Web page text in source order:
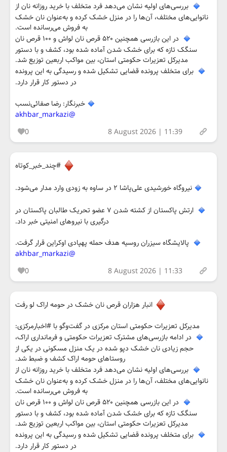
بررسی‌های اولیه نشان می‌دهد فرد متخلف با خرید روزانه نان از
نانوایی‌های مختلف، آن‌ها را در منزل خشک کرده و به‌عنوان نان خشک
به فروش می‌رسانده است.
در این بازرسی همچنین ۵۲۰ قرص نان لواش و ۱۰۰ قرص نان
سنگک تازه که برای خشک شدن آماده شده بود، کشف و با دستور
مدیرکل تعزیرات حکومتی استان، بین مواکب اربعین توزیع شد.
برای متخلف پرونده قضایی تشکیل شده و رسیدگی به این پرونده
در دستور کار قرار دارد.
خبرنگار: رضا صفائی‌نسب
@akhbar_markazi
0
8 August 2026 | 11:39
#چند_خبر_کوتاه
نیروگاه خورشیدی علی‌پاشا ۲ در ساوه به زودی وارد مدار می‌شود.
ارتش پاکستان از کشته شدن ۷ عضو تحریک طالبان پاکستان در
درگیری با نیروهای امنیتی خبر داد.
پالایشگاه سیزران روسیه هدف حمله پهپادی اوکراین قرار گرفت.
@akhbar_markazi
0
8 August 2026 | 11:33
انبار هزاران قرص نان خشک در حومه اراک لو رفت
مدیرکل تعزیرات حکومتی استان مرکزی در گفت‌وگو با #اخبارمرکزی:
در ادامه بازرسی‌های مشترک تعزیرات حکومتی و فرمانداری اراک،
حجم زیادی نان خشک دپو شده در یک منزل مسکونی در یکی از
روستاهای حومه اراک کشف و ضبط شد.
بررسی‌های اولیه نشان می‌دهد فرد متخلف با خرید روزانه نان از
نانوایی‌های مختلف، آن‌ها را در منزل خشک کرده و به‌عنوان نان خشک
به فروش می‌رسانده است.
در این بازرسی همچنین ۵۲۰ قرص نان لواش و ۱۰۰ قرص نان
سنگک تازه که برای خشک شدن آماده شده بود، کشف و با دستور
مدیرکل تعزیرات حکومتی استان، بین مواکب اربعین توزیع شد.
برای متخلف پرونده قضایی تشکیل شده و رسیدگی به این پرونده
در دستور کار قرار دارد.